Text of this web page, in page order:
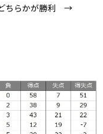
ちらかが勝利 →